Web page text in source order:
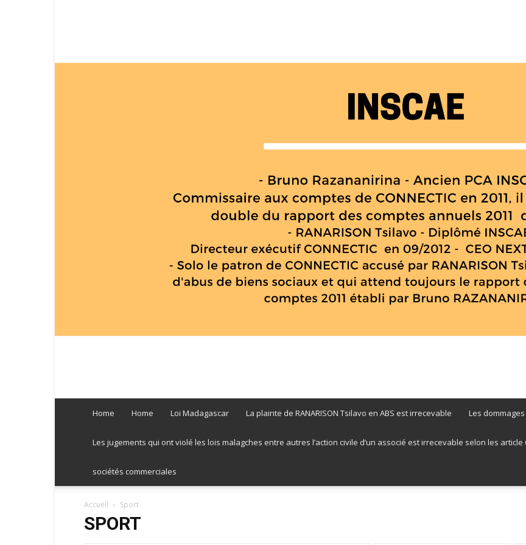
RANARISON
Home Home Loi Madagascar La plainte de RANARISON Tsilavo en ABS est irrecevable Les
Les jugements qui ont violé les lois malagches entre autres l’action civile d’un associé est irrecevable selon les article
sociétés commerciales
Accueil Sport
SPORT